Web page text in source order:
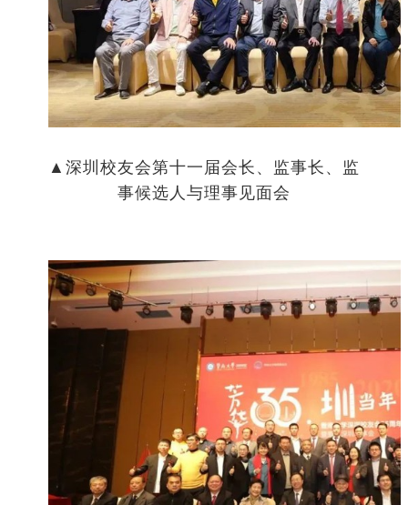
▲深圳校友会第十一届会长、监事长、监
事候选人与理事见面会